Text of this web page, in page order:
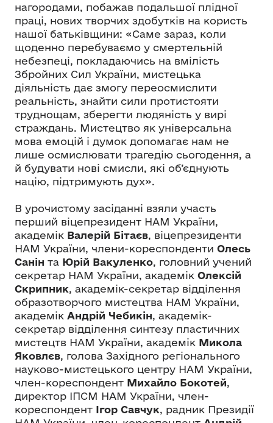
нагородами, побажав подальшої плідної
праці, нових творчих здобутків на користь
нашої батьківщини: «Саме зараз, коли
щоденно перебуваємо у смертельній
небезпеці, покладаючись на вмілість
Збройних Сил України, мистецька
діяльність дає змогу переосмислити
реальність, знайти сили протистояти
труднощам, зберегти людяність у вирі
страждань. Мистецтво як універсальна
мова емоцій і думок допомагає нам не
лише осмислювати трагедію сьогодення, а
й будувати нові смисли, які об’єднують
націю, підтримують дух».
В урочистому засіданні взяли участь
перший віцепрезидент НАМ України,
академік Валерій Бітаєв, віцепрезиденти
НАМ України, члени-кореспонденти Олесь
Санін та Юрій Вакуленко, головний учений
секретар НАМ України, академік Олексій
Скрипник, академік-секретар відділення
образотворчого мистецтва НАМ України,
академік Андрій Чебикін, академік-
секретар відділення синтезу пластичних
мистецтв НАМ України, академік Микола
Яковлєв, голова Західного регіонального
науково-мистецького центру НАМ України,
член-кореспондент Михайло Бокотей,
директор ІПСМ НАМ України, член-
кореспондент Ігор Савчук, радник Президії